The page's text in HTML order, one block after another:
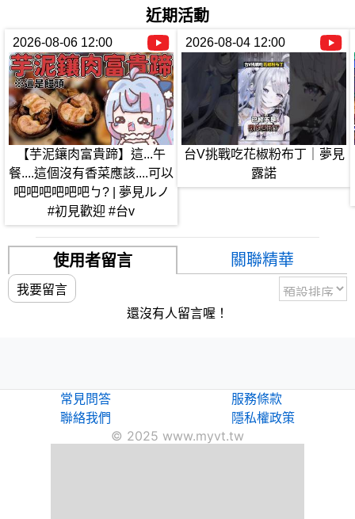
📋不要提到其他的V以及實況主，除非露諾有提(LF香除
📋可以提示攻略手段，但不要劇透
📋個人資料表上沒寫的不能問(體重、年齡等)，也不可以
釣我!!
💤棉花糖：https://marshmallow-qa.com/yumemirunoo
💤Twitter：https://twitter.com/yumemirunoo
(消息都會在這邊發布)
💤LF香Discord：https://discord.gg/lfbox
💤常駐商店連結：https://www.kusdom.com/runoshop
・゜・*:.。.*.。.:*・☆・゜・*:.。.*.。.:*・☆
✨頻道會員
📔諾米粒戰隊 教戰手則📔
主要以中文為主哦💖
日本語もokです💖
近期活動
2026-08-06 12:00
【芋泥鑲肉富貴蹄】這...午
餐....這個沒有香菜應該....可以
吧吧吧吧吧吧ㄅ? | 夢見ルノ
#初見歡迎 #台v
2026-08-04 12:00
台V挑戰吃花椒粉布丁｜夢見
露諾
使用者留言 關聯精華
我要留言
還沒有人留言喔！
常見問答
聯絡我們
服務條款
隱私權政策
© 2025 www.myvt.tw